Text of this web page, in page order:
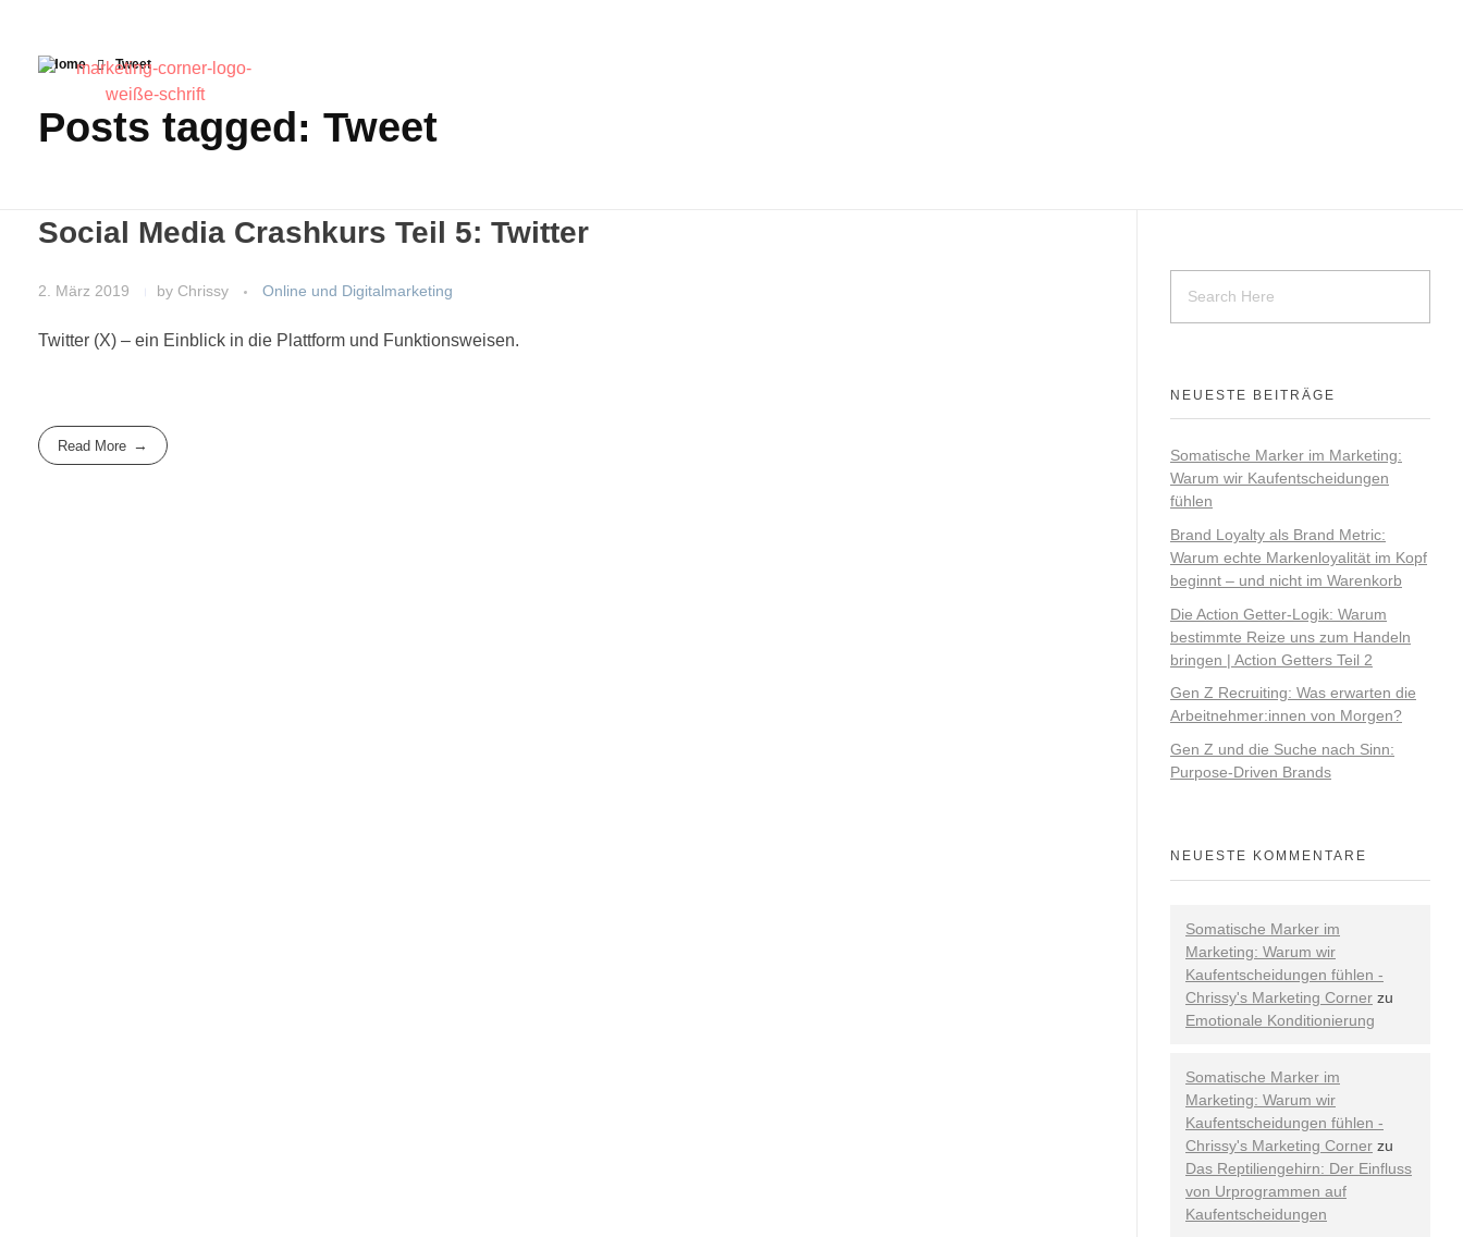
Home Tweet
Posts tagged: Tweet
Social Media Crashkurs Teil 5: Twitter
2. März 2019 by Chrissy Online und Digitalmarketing
Twitter (X) – ein Einblick in die Plattform und Funktionsweisen.
Read More
NEUESTE BEITRÄGE
Somatische Marker im Marketing:
Warum wir Kaufentscheidungen
fühlen
Brand Loyalty als Brand Metric:
Warum echte Markenloyalität im Kopf
beginnt – und nicht im Warenkorb
Die Action Getter-Logik: Warum
bestimmte Reize uns zum Handeln
bringen | Action Getters Teil 2
Gen Z Recruiting: Was erwarten die
Arbeitnehmer:innen von Morgen?
Gen Z und die Suche nach Sinn:
Purpose-Driven Brands
NEUESTE KOMMENTARE
Somatische Marker im
Marketing: Warum wir
Kaufentscheidungen fühlen -
Chrissy's Marketing Corner zu
Emotionale Konditionierung
Somatische Marker im
Marketing: Warum wir
Kaufentscheidungen fühlen -
Chrissy's Marketing Corner zu
Das Reptiliengehirn: Der Einfluss
von Urprogrammen auf
Kaufentscheidungen